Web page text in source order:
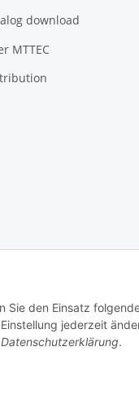
Sie den Einsatz
jederzeit
Datenschutzerklärung.
download
MTTEC